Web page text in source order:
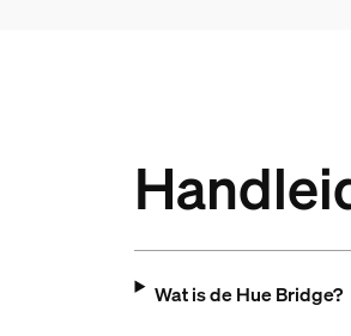
Wat is de Hue Bridge?